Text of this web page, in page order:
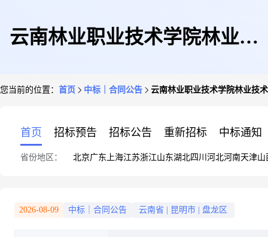
云南林业职业技术学院林业技
您当前的位置： 首页 中标｜合同公告 云南林业职业技术学院林业技
首页 招标预告 招标公告 重新招标 中标通知
省份地区： 北京广东 上海江苏浙江山东湖北四川 河北河南天津山
2026-08-09 中标｜合同公告 云南省 昆明市 盘龙区